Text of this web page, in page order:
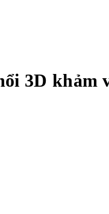
3D khảm